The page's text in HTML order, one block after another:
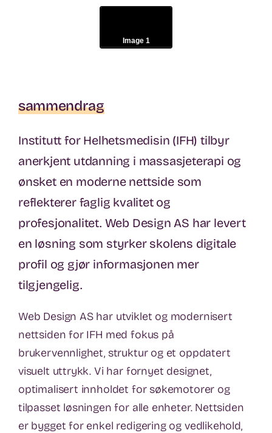
Image 1
sammendrag
Institutt for Helhetsmedisin (IFH) tilbyr
anerkjent utdanning i massasjeterapi og
ønsket en moderne nettside som
reflekterer faglig kvalitet og
profesjonalitet. Web Design AS har levert
en løsning som styrker skolens digitale
profil og gjør informasjonen mer
tilgjengelig.
Web Design AS har utviklet og modernisert
nettsiden for IFH med fokus på
brukervennlighet, struktur og et oppdatert
visuelt uttrykk. Vi har fornyet designet,
optimalisert innholdet for søkemotorer og
tilpasset løsningen for alle enheter. Nettsiden
er bygget for enkel redigering og vedlikehold,